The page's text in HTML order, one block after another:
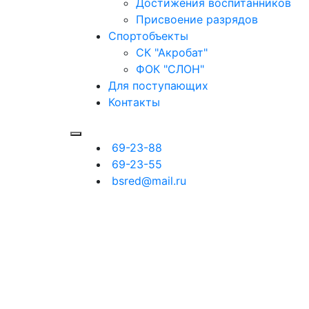
Достижения воспитанников
Присвоение разрядов
Спортобъекты
СК "Акробат"
ФОК "СЛОН"
Для поступающих
Контакты
69-23-88
69-23-55
bsred@mail.ru